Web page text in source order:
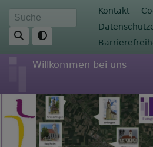
Direkt
zum
Inhalt
Suche
Kontakt
Willkommen bei uns